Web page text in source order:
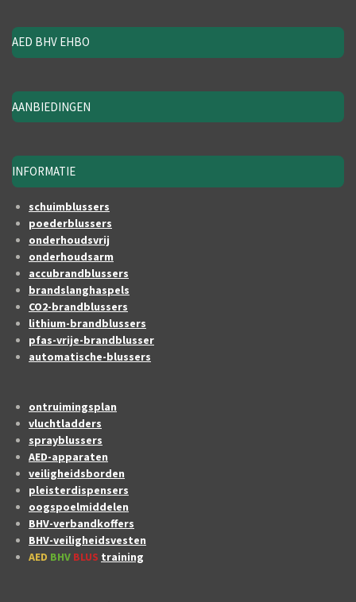
AED BHV EHBO
AANBIEDINGEN
INFORMATIE
schuimblussers
poederblussers
onderhoudsvrij
onderhoudsarm
accubrandblussers
brandslanghaspels
CO2-brandblussers
lithium-brandblussers
pfas-vrije-brandblusser
automatische-blussers
ontruimingsplan
vluchtladders
sprayblussers
AED-apparaten
veiligheidsborden
pleisterdispensers
oogspoelmiddelen
BHV-verbandkoffers
BHV-veiligheidsvesten
AED BHV BLUS training